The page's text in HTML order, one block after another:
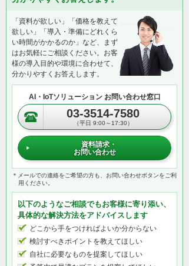
「資料が欲しい」「価格を教えて
欲しい」「導入・準備にどれくら
い時間がかかるのか」など、まず
はお気軽にご相談ください。お客
様の導入目的や環境に合わせて、
分かりやすくお答えします。
AI・IoTソリューション お問い合わせ窓口
03-3514-7580
（平日 9:00～17:30）
資料請求・
お問い合わせ
＊メールでの連絡をご希望の方も、お問い合わせボタンをご利
用ください。
以下のようなご相談でもお客様に寄り添い、
具体的な解決方法をアドバイスします
どこから手をつければよいか分からない
検討すべきポイントを教えてほしい
自社に必要なものを提案してほしい